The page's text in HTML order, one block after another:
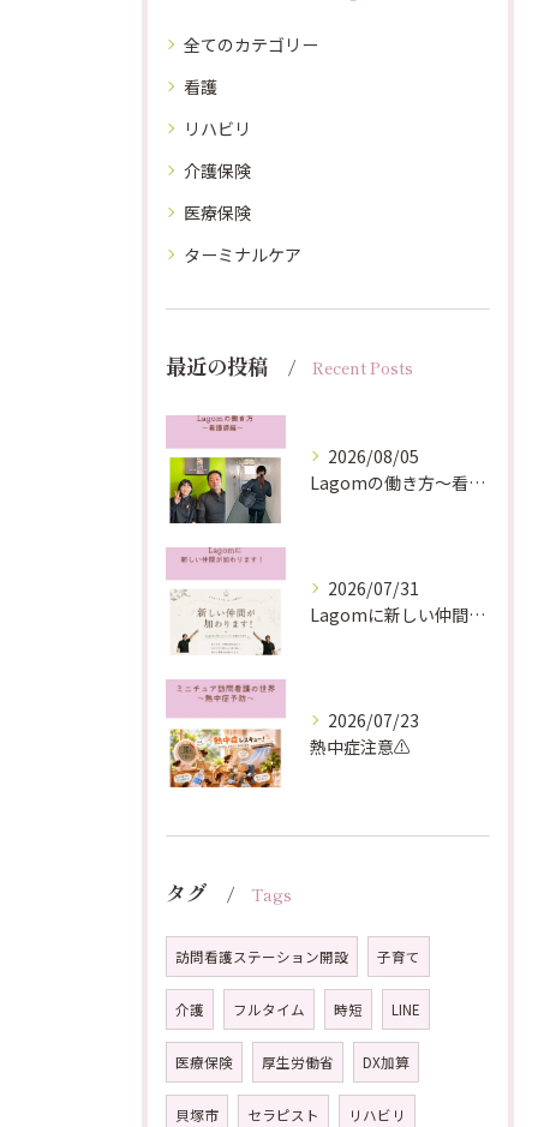
全てのカテゴリー
看護
リハビリ
介護保険
医療保険
ターミナルケア
最近の投稿 Recent Posts
2026/08/05
Lagomの働き方〜看護師編〜
2026/07/31
Lagomに新しい仲間が加わります！
2026/07/23
熱中症注意⚠️
タグ Tags
訪問看護ステーション開設 子育て
介護 フルタイム 時短 LINE
医療保険 厚生労働省 DX加算
貝塚市 セラピスト リハビリ